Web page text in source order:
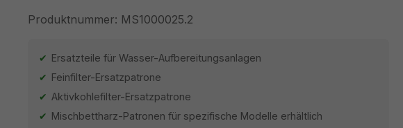
Produktnummer: MS1000025.2
Ersatzteile für Wasser-Aufbereitungsanlagen
Feinfilter-Ersatzpatrone
Aktivkohlefilter-Ersatzpatrone
Mischbettharz-Patronen für spezifische Modelle erhältlich